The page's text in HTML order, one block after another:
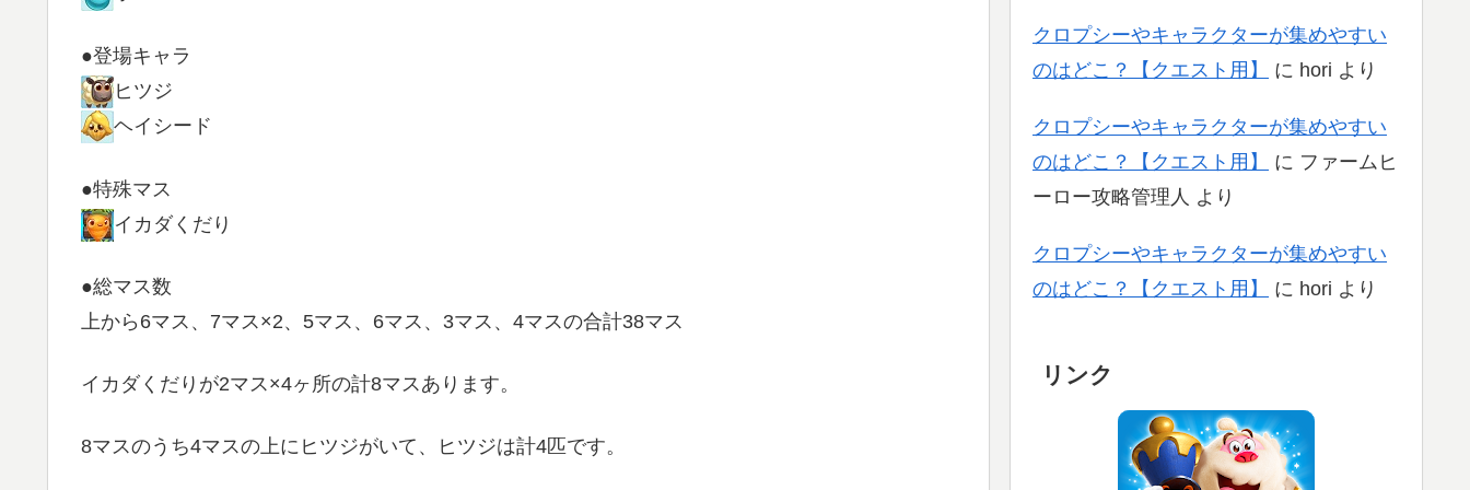
●登場キャラ
ヒツジ
ヘイシード
●特殊マス
イカダくだり
●総マス数
上から6マス、7マス×2、5マス、6マス、3マス、4マスの合計38マス
イカダくだりが2マス×4ヶ所の計8マスあります。
8マスのうち4マスの上にヒツジがいて、ヒツジは計4匹です。
クロプシーやキャラクターが集めやすい
のはどこ？【クエスト用】
に hori より
クロプシーやキャラクターが集めやすい
のはどこ？【クエスト用】
に ファームヒ
ーロー攻略管理人 より
クロプシーやキャラクターが集めやすい
のはどこ？【クエスト用】
に hori より
リンク